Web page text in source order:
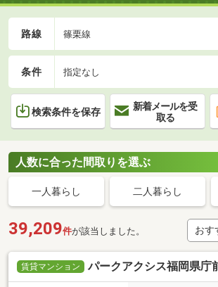
路線 篠栗線
条件 指定なし
検索条件を保存
新着メールを受
取る
人数に合った間取りを選ぶ
一人暮らし 二人暮らし
39,209件が該当しました。
賃貸マンション パークアクシス福岡県庁